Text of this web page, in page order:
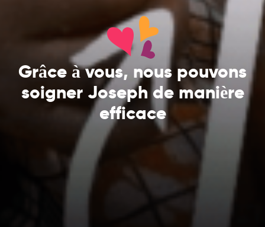
Grâce à vous, nous pouvons
soigner Joseph de manière
efficace